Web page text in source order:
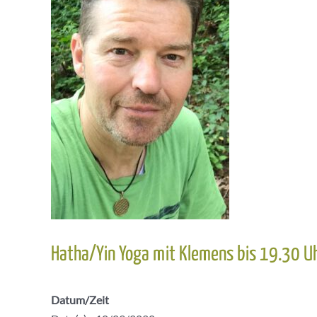
Hatha/Yin Yoga mit Klemens bis 19.30
Datum/Zeit